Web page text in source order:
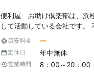
便利屋 お助け倶楽部は、浜
して活動している会社です。
グ、草刈り、家具組立などな
お任せしたいことなどご相談ください！ 【家具組立・
は、便利屋 お助け倶楽部へ
が、組み立て式でやり方がわ
目安料金 ー
定休日 年中無休
営業時間 8：00～20：00